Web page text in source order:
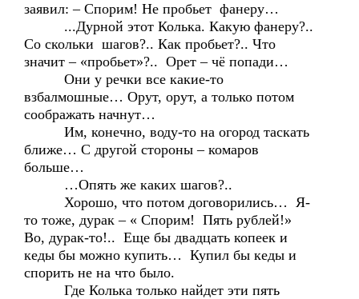
заявил: – Спорим! Не пробьет фанеру…
...Дурной этот Колька. Какую фанеру?..
Со скольки шагов?.. Как пробьет?.. Что
значит – «пробьет»?.. Орет – чё попади…
Они у речки все какие-то
взбалмошные… Орут, орут, а только потом
соображать начнут…
Им, конечно, воду-то на огород таскать
ближе… С другой стороны – комаров
больше…
…Опять же каких шагов?..
Хорошо, что потом договорились… Я-
то тоже, дурак – « Спорим! Пять рублей!»
Во, дурак-то!.. Еще бы двадцать копеек и
кеды бы можно купить… Купил бы кеды и
спорить не на что было.
Где Колька только найдет эти пять